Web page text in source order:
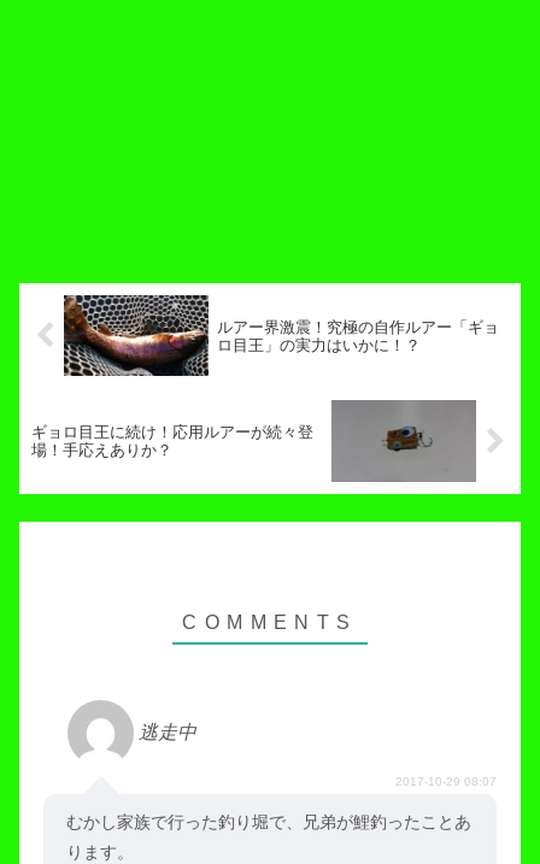
ルアー界激震！究極の自作ルアー「ギョ
ロ目王」の実力はいかに！？
ギョロ目王に続け！応用ルアーが続々登
場！手応えありか？
逃走中
2017-10-29 08:07
むかし家族で行った釣り堀で、兄弟が鯉釣ったことあ
ります。